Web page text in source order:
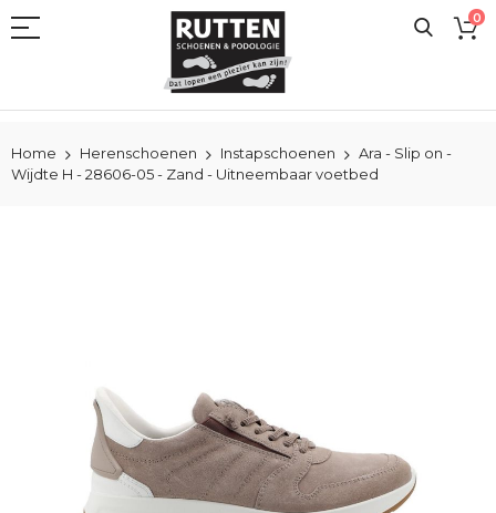
naar
0
Home Herenschoenen Instapschoenen
Ara - Slip on -
Wijdte H - 28606-05 - Zand - Uitneembaar voetbed